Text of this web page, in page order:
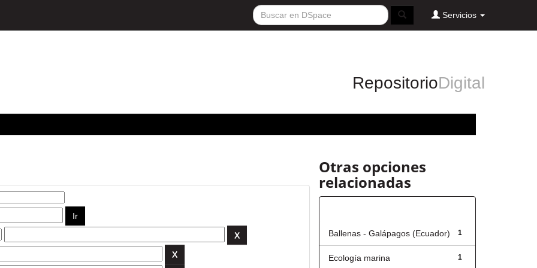
Servicios
RepositorioDigital
Otras opciones
relacionadas
1
Ballenas - Galápagos (Ecuador)
1
Ecología marina